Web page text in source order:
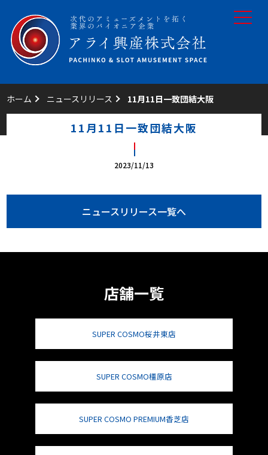
toggle
ホーム ニュースリリース 11月11日一致団結大阪
11月11日一致団結大阪
2023/11/13
ニュースリリース一覧へ
店舗一覧
SUPER COSMO桜井東店
SUPER COSMO橿原店
SUPER COSMO PREMIUM香芝店